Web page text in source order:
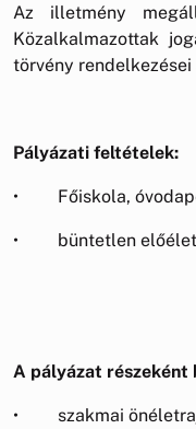
Az illetmény
Közalkalmazottak
törvény rendelkezései
Pályázati feltételek:
• Főiskola,
• büntetlen előélet,
A pályázat részeként
• szakmai